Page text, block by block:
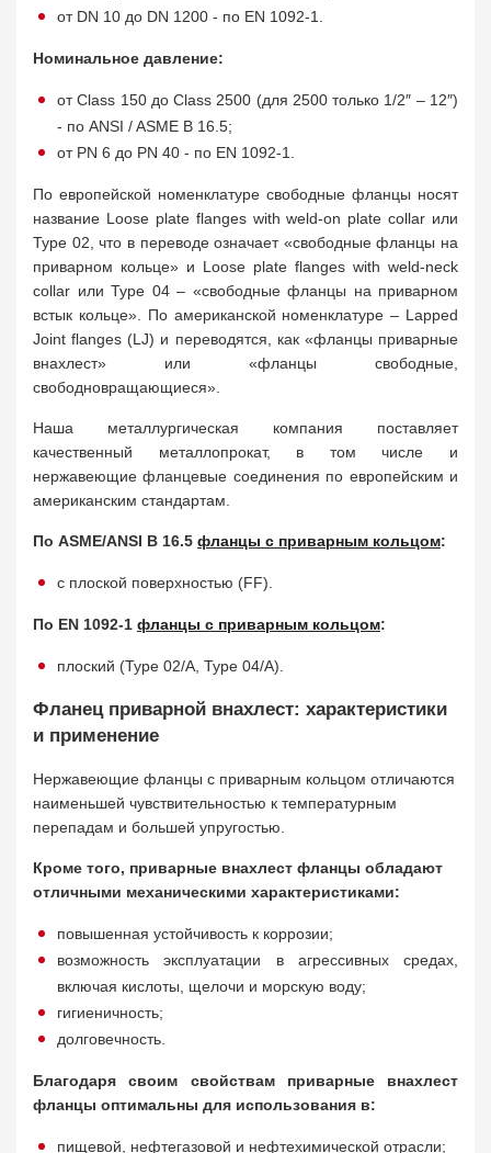
от DN 10 до DN 1200 - по EN 1092-1.
Номинальное давление:
от Class 150 до Class 2500 (для 2500 только 1/2″ – 12″)
- по ANSI / ASME B 16.5;
от PN 6 до PN 40 - по EN 1092-1.
По европейской номенклатуре свободные фланцы носят
название Loose plate flanges with weld-on plate collar или
Type 02, что в переводе означает «свободные фланцы на
приварном кольце» и Loose plate flanges with weld-neck
collar или Type 04 – «свободные фланцы на приварном
встык кольце». По американской номенклатуре – Lapped
Joint flanges (LJ) и переводятся, как «фланцы приварные
внахлест» или «фланцы свободные,
свободновращающиеся».
Наша металлургическая компания поставляет
качественный металлопрокат, в том числе и
нержавеющие фланцевые соединения по европейским и
американским стандартам.
По ASME/ANSI B 16.5 фланцы с приварным кольцом:
с плоской поверхностью (FF).
По EN 1092-1 фланцы с приварным кольцом:
плоский (Type 02/A, Type 04/A).
Фланец приварной внахлест: характеристики
и применение
Нержавеющие фланцы с приварным кольцом отличаются
наименьшей чувствительностью к температурным
перепадам и большей упругостью.
Кроме того, приварные внахлест фланцы обладают
отличными механическими характеристиками:
повышенная устойчивость к коррозии;
возможность эксплуатации в агрессивных средах,
включая кислоты, щелочи и морскую воду;
гигиеничность;
долговечность.
Благодаря своим свойствам приварные внахлест
фланцы оптимальны для использования в:
пищевой, нефтегазовой и нефтехимической отрасли;